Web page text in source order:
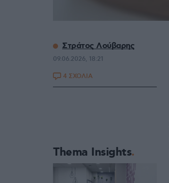
Στράτος Λούβαρης
09.06.2026, 18:21
4 ΣΧΟΛΙΑ
Thema Insights